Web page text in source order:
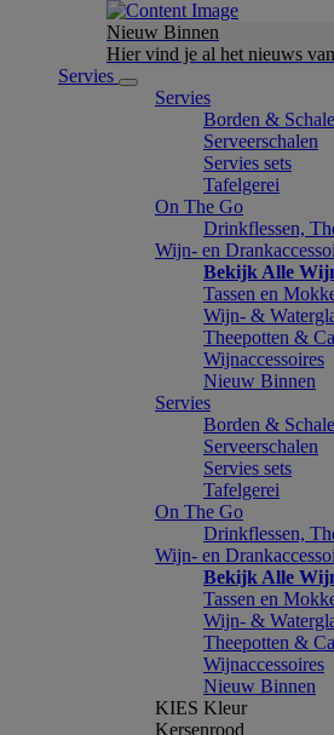
Nieuw Binnen
Hier vind je al het nieuws
Servies
Servies
Borden &
Serveerschalen
Servies sets
Tafelgerei
On The Go
Drinkflessen,
Wijn- en
Bekijk Alle
Tassen en
Wijn- &
Theepotten &
Wijnaccessoires
Nieuw Binnen
Servies
Borden &
Serveerschalen
Servies sets
Tafelgerei
On The Go
Drinkflessen,
Wijn- en
Bekijk Alle
Tassen en
Wijn- &
Theepotten &
Wijnaccessoires
Nieuw Binnen
KIES Kleur
Kersenrood